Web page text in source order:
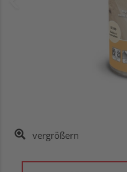
vergrößern